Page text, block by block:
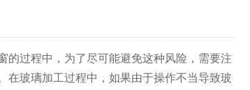
的过程中，为了尽可能避免这种风险，需要注
在玻璃加工过程中，如果由于操作不当导致玻